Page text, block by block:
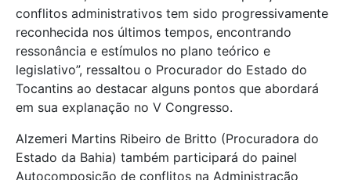
conflitos administrativos tem sido progressivamente
reconhecida nos últimos tempos, encontrando
ressonância e estímulos no plano teórico e
legislativo”, ressaltou o Procurador do Estado do
Tocantins ao destacar alguns pontos que abordará
em sua explanação no V Congresso.
Alzemeri Martins Ribeiro de Britto (Procuradora do
Estado da Bahia) também participará do painel
Autocomposição de conflitos na Administração